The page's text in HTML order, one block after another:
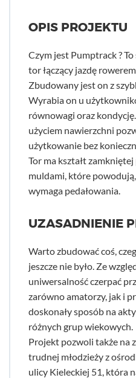
OPIS PROJEKTU
Czym jest Pumptrack ?
tor łączący jazdę
Zbudowany jest on z
Wyrabia on u
równowagi oraz
użyciem nawierzchni
użytkowanie bez
Tor ma kształt
muldami, które
wymaga pedałowania.
UZASADNIENIE
Warto zbudować coś,
jeszcze nie było. Ze
uniwersalność czerpać
zarówno amatorzy, jak i
doskonały sposób na
różnych grup wiekowych.
Projekt pozwoli także na
trudnej młodzieży z
ulicy Kieleckiej 51, która